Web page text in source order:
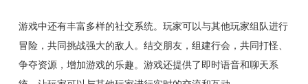
游戏中还有丰富多样的社交系统。玩家可以与其他玩家组队进行
冒险，共同挑战强大的敌人。结交朋友，组建行会，共同打怪、
争夺资源，增加游戏的乐趣。游戏还提供了即时语音和聊天系